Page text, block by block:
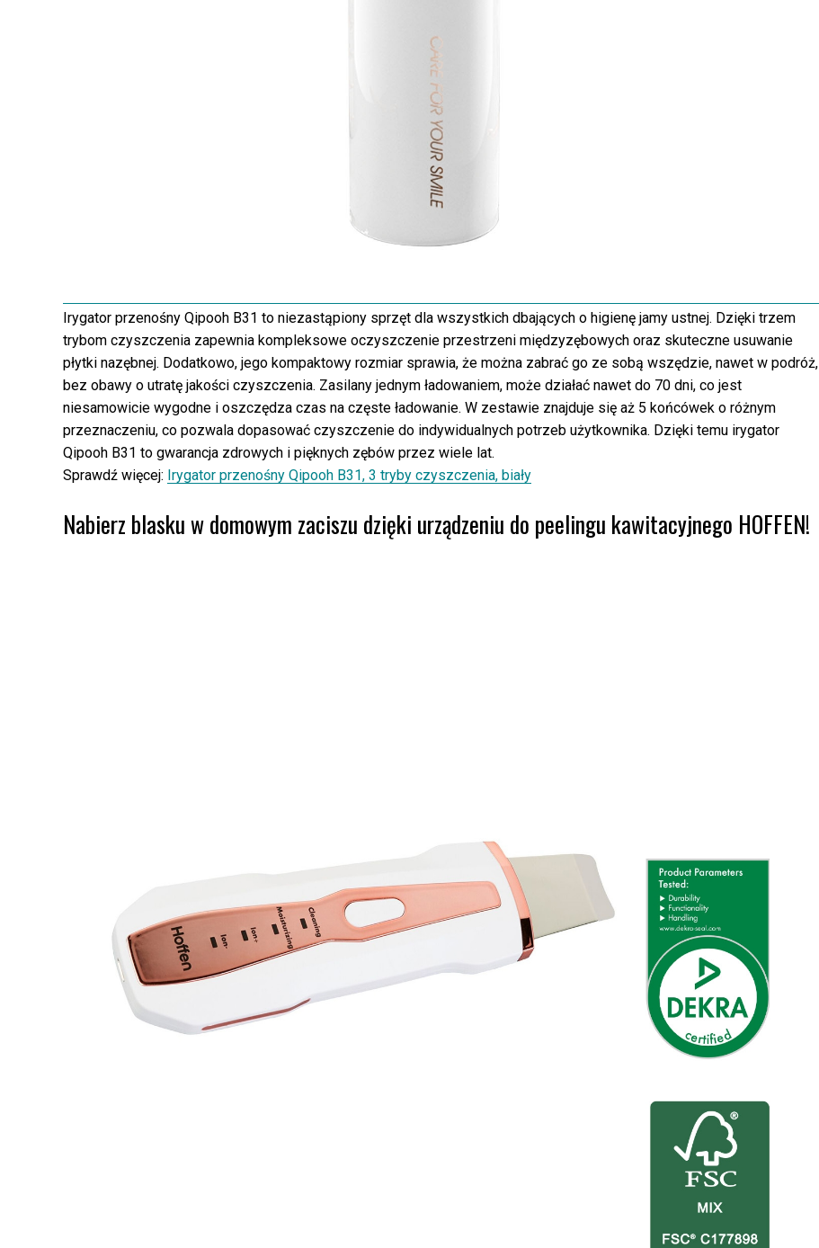
Irygator przenośny Qipooh B31 to niezastąpiony sprzęt dla wszystkich dbających o higienę jamy ustnej. Dzięki trzem
trybom czyszczenia zapewnia kompleksowe oczyszczenie przestrzeni międzyzębowych oraz skuteczne usuwanie
płytki nazębnej. Dodatkowo, jego kompaktowy rozmiar sprawia, że można zabrać go ze sobą wszędzie, nawet w podróż,
bez obawy o utratę jakości czyszczenia. Zasilany jednym ładowaniem, może działać nawet do 70 dni, co jest
niesamowicie wygodne i oszczędza czas na częste ładowanie. W zestawie znajduje się aż 5 końcówek o różnym
przeznaczeniu, co pozwala dopasować czyszczenie do indywidualnych potrzeb użytkownika. Dzięki temu irygator
Qipooh B31 to gwarancja zdrowych i pięknych zębów przez wiele lat.
Sprawdź więcej: Irygator przenośny Qipooh B31, 3 tryby czyszczenia, biały
Nabierz blasku w domowym zaciszu dzięki urządzeniu do peelingu kawitacyjnego HOFFEN!